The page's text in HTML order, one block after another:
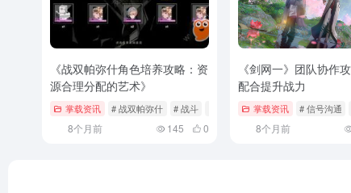
《战双帕弥什角色培养攻略：资
源合理分配的艺术》
掌载资讯 # 战双帕弥什 # 战斗
8个月前 145 0
《剑网一》团队协作
配合提升战力
掌载资讯 # 信号沟通
8个月前